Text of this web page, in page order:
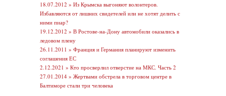
18.07.2012 » Из Крымска выгоняют волонтеров.
Избавляются от лишних свидетелей или не хотят делить с
ними пиар?
19.12.2012 » В Ростове-на-Дону автомобили оказались в
ледовом плену
26.11.2011 » Франция и Германия планируют изменить
соглашения ЕС
2.12.2021 » Кто просверлил отверстие на МКС. Часть 2
27.01.2014 » Жертвами обстрела в торговом центре в
Балтиморе стали три человека